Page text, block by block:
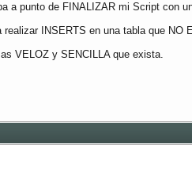
a punto de FINALIZAR mi Script con
INSERTS en una tabla que NO
VELOZ y SENCILLA que exista.